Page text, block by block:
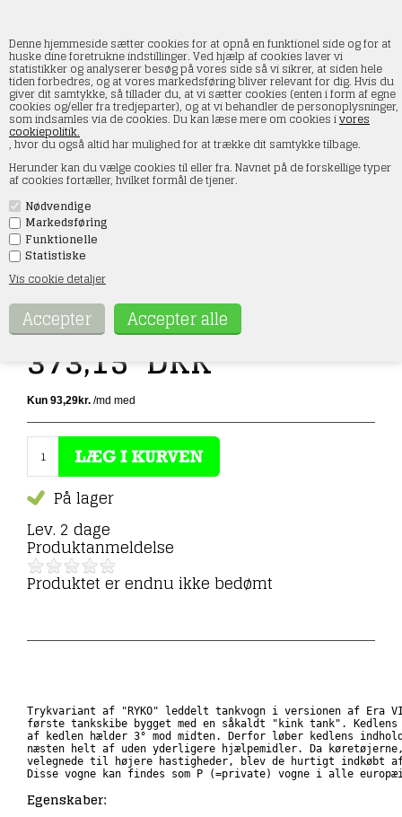
Denne hjemmeside sætter cookies for at opnå en funktionel side og for at
huske dine foretrukne indstillinger. Ved hjælp af cookies laver vi
statistikker og analyserer besøg på vores side så vi sikrer, at siden hele
tiden forbedres, og at vores markedsføring bliver relevant for dig. Hvis du
giver dit samtykke, så tillader du, at vi sætter cookies (enten i form af egne
cookies og/eller fra tredjeparter), og at vi behandler de personoplysninger,
som indsamles via de cookies. Du kan læse mere om cookies ivores
cookiepolitik.
, hvor du også altid har mulighed for at trække dit samtykke tilbage.
Herunder kan du vælge cookies til eller fra. Navnet på de forskellige typer
af cookies fortæller, hvilket formål de tjener.
Nødvendige
Markedsføring
Funktionelle
Statistiske
Vis cookie detaljer
Piko 54759 Tankvogn RYKO, ep VI
Forside»Rullende materiel»Piko»Godsvogne
Varenr.:54759
Før439,00
373,15DKK
På lager
Lev. 2 dage
Produktanmeldelse
Produktet er endnu ikke bedømt
Trykvariant af "RYKO" leddelt tankvogn i versionen af ​​Era
første tankskibe bygget med en såkaldt "kink tank".
af kedlen hælder 3° mod midten. Derfor løber kedlens
næsten helt af uden yderligere hjælpemidler. Da
velegnede til højere hastigheder, blev de hurtigt indkøbt
Disse vogne kan findes som P (=private) vogne i alle
Egenskaber: